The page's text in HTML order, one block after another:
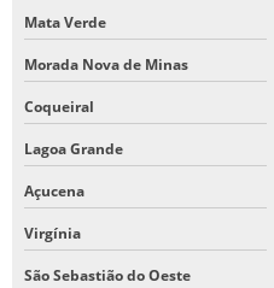
Mata Verde
Morada Nova de Minas
Coqueiral
Lagoa Grande
Açucena
Virgínia
São Sebastião do Oeste